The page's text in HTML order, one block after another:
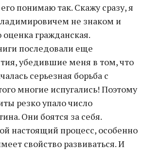
понимаю так. Скажу сразу, я
не знаком и
оценка гражданская.
последовали еще
убедившие меня в том, что
серьезная борьба с
многие испугались! Поэтому
резко упало число
Они боятся за себя.
настоящий процесс, особенно
свойство развиваться. И